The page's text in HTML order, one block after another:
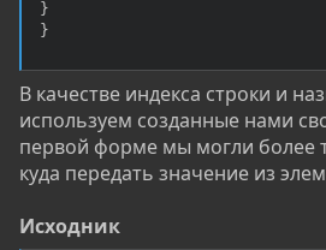
}
}
В качестве индекса строки и
используем созданные нами
первой форме мы могли более
куда передать значение из
Исходник